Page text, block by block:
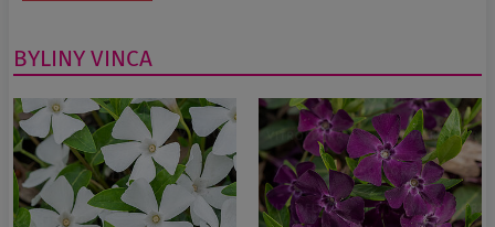
BYLINY VINCA